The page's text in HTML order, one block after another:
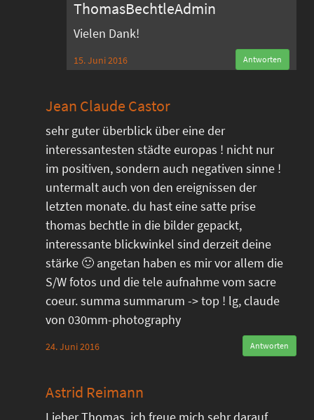
ThomasBechtleAdmin
Vielen Dank!
15. Juni 2016 Antworten
Jean Claude Castor
sehr guter überblick über eine der
interessantesten städte europas ! nicht nur
im positiven, sondern auch negativen sinne !
untermalt auch von den ereignissen der
letzten monate. du hast eine satte prise
thomas bechtle in die bilder gepackt,
interessante blickwinkel sind derzeit deine
stärke 🙂 angetan haben es mir vor allem die
S/W fotos und die tele aufnahme vom sacre
coeur. summa summarum -> top ! lg, claude
von 030mm-photography
24. Juni 2016 Antworten
Astrid Reimann
Lieber Thomas, ich freue mich sehr darauf,